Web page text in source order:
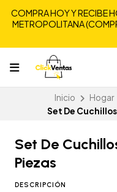
COMPRA HOY Y RECIBE
METROPOLITANA
Inicio Hogar
Set De
Set De
Piezas
DESCRIPCIÓN